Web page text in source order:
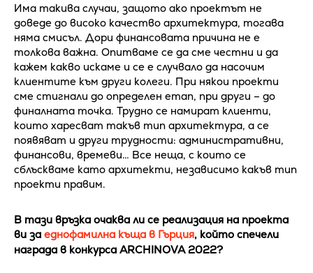
Има такива случаи, защото ако проектът не
доведе до високо качество архитектура, тогава
няма смисъл. Дори финансовата причина не е
толкова важна. Опитваме се да сме честни и да
кажем какво искаме и се е случвало да насочим
клиентите към други колеги. При някои проекти
сме стигнали до определен етап, при други – до
финалната точка. Трудно се намират клиенти,
които харесват такъв тип архитектура, а се
появяват и други трудности: административни,
финансови, времеви… Все неща, с които се
сблъскваме като архитекти, независимо какъв тип
проекти правим.
В тази връзка очаква ли се реализация на проекта
ви за еднофамилна къща в Гърция, който спечели
награда в конкурса ARCHINOVA 2022?